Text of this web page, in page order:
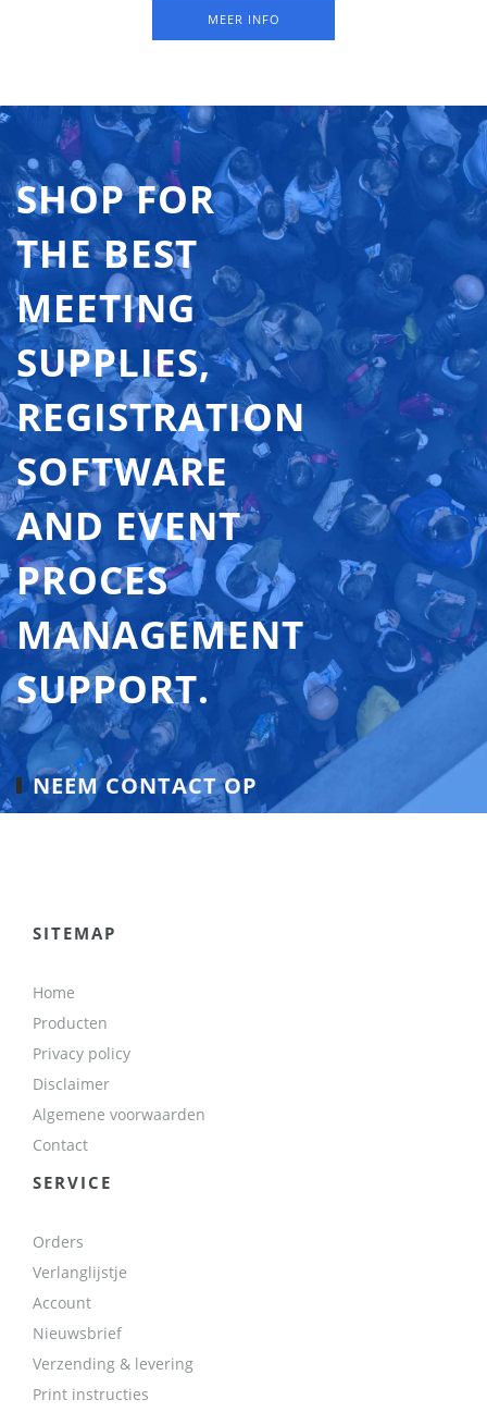
vel (= 750 badges). De 'Vanaf prijs' is is een prijs prijs per
badge.
MEER INFO
SHOP FOR
THE BEST
MEETING
SUPPLIES,
REGISTRATION
SOFTWARE
AND EVENT
PROCES
MANAGEMENT
SUPPORT.
NEEM CONTACT OP
SITEMAP
Home
Producten
Privacy policy
Disclaimer
Algemene voorwaarden
Contact
SERVICE
Orders
Verlanglijstje
Account
Nieuwsbrief
Verzending & levering
Print instructies